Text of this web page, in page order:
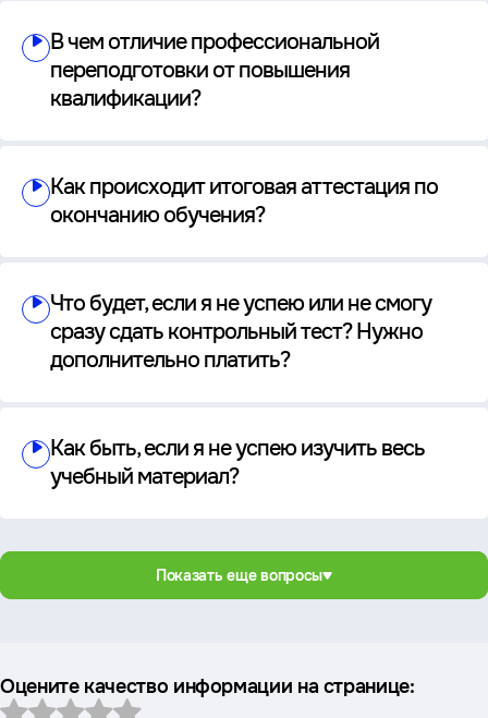
В чем отличие профессиональной
переподготовки от повышения
квалификации?
Как происходит итоговая аттестация по
окончанию обучения?
Что будет, если я не успею или не смогу
сразу сдать контрольный тест? Нужно
дополнительно платить?
Как быть, если я не успею изучить весь
учебный материал?
Показать еще вопросы
Оцените качество информации на странице: